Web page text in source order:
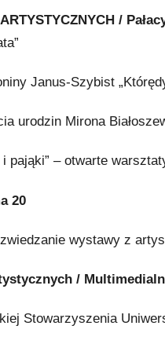
/
Janus-Szybist
urodzin Mirona
pająki” – otwarte
20
wystawy z
/
Stowarzyszenia